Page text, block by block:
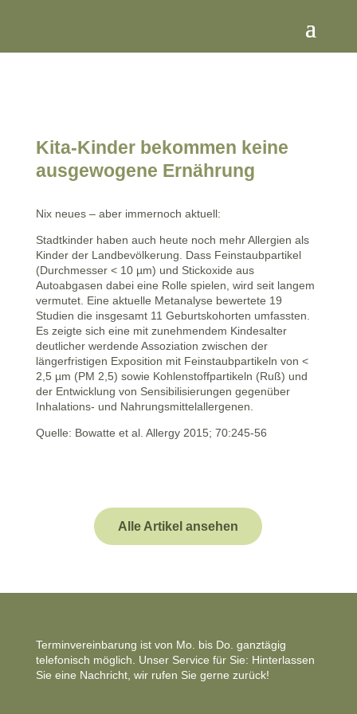
Kita-Kinder bekommen keine
ausgewogene Ernährung
Nix neues – aber immernoch aktuell:
Stadtkinder haben auch heute noch mehr Allergien als
Kinder der Landbevölkerung. Dass Feinstaubpartikel
(Durchmesser < 10 µm) und Stickoxide aus
Autoabgasen dabei eine Rolle spielen, wird seit langem
vermutet. Eine aktuelle Metanalyse bewertete 19
Studien die insgesamt 11 Geburtskohorten umfassten.
Es zeigte sich eine mit zunehmendem Kindesalter
deutlicher werdende Assoziation zwischen der
längerfristigen Exposition mit Feinstaubpartikeln von <
2,5 µm (PM 2,5) sowie Kohlenstoffpartikeln (Ruß) und
der Entwicklung von Sensibilisierungen gegenüber
Inhalations- und Nahrungsmittelallergenen.
Quelle: Bowatte et al. Allergy 2015; 70:245-56
Alle Artikel ansehen
Terminvereinbarung ist von Mo. bis Do. ganztägig
telefonisch möglich. Unser Service für Sie: Hinterlassen
Sie eine Nachricht, wir rufen Sie gerne zurück!